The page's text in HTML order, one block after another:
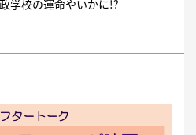
学校の運命やいかに!?